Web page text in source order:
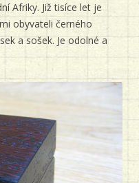
Afriky. Již tisíce let je
obyvateli černého
a sošek. Je odolné a